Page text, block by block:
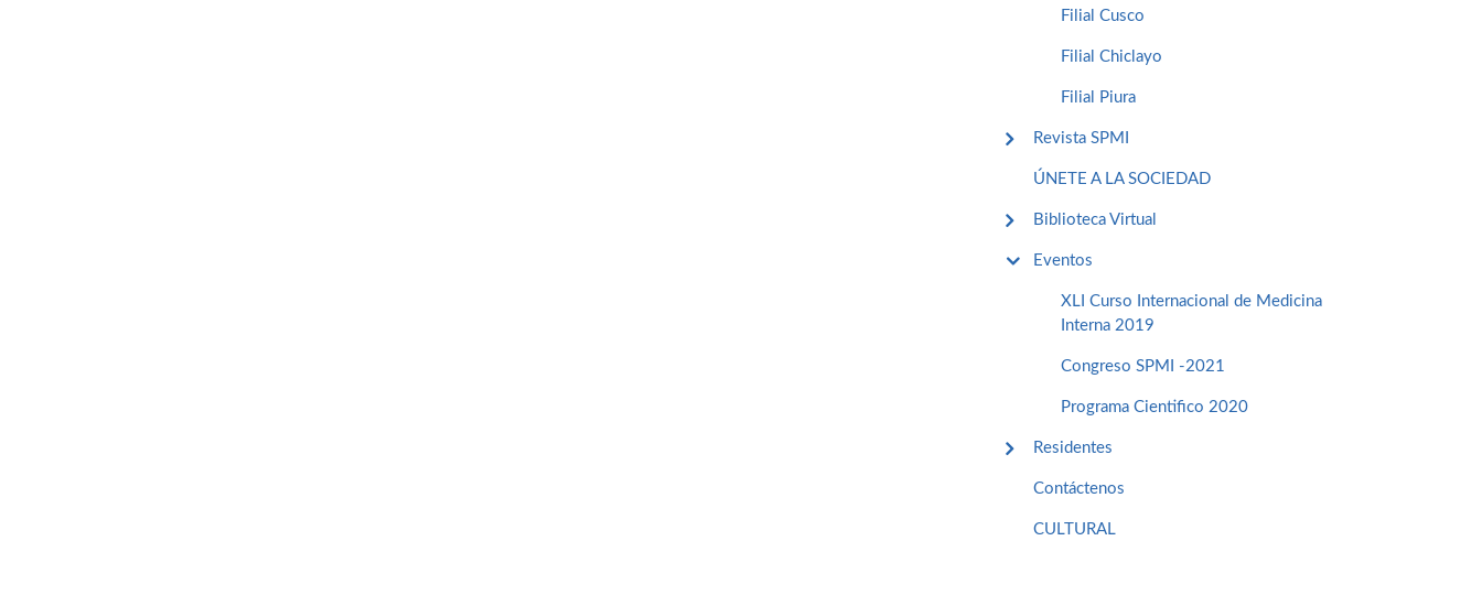
Filial Cusco
Filial Chiclayo
Filial Piura
Revista SPMI
ÚNETE A LA SOCIEDAD
Biblioteca Virtual
Eventos
XLI Curso Internacional de Medicina
Interna 2019
Congreso SPMI -2021
Programa Cientifico 2020
Residentes
Contáctenos
CULTURAL